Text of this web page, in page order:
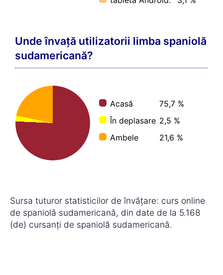
Profesional:
Îți îmbunătățești oportunitățile de
spaniolă sudamericană fluent și sigur.
posibilitatea de a lucra în
America de Sud în orice moment
imediat, fie mai târziu, dacă situația
industriei în care lucrezi se înrăutățește.